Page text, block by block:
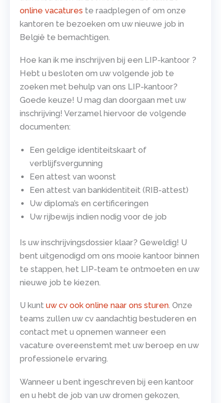
online vacatures te raadplegen of om onze
kantoren te bezoeken om uw nieuwe job in
België te bemachtigen.
Hoe kan ik me inschrijven bij een LIP-kantoor ?
Hebt u besloten om uw volgende job te
zoeken met behulp van ons LIP-kantoor?
Goede keuze! U mag dan doorgaan met uw
inschrijving! Verzamel hiervoor de volgende
documenten:
Een geldige identiteitskaart of
verblijfsvergunning
Een attest van woonst
Een attest van bankidentiteit (RIB-attest)
Uw diploma’s en certificeringen
Uw rijbewijs indien nodig voor de job
Is uw inschrijvingsdossier klaar? Geweldig! U
bent uitgenodigd om ons mooie kantoor binnen
te stappen, het LIP-team te ontmoeten en uw
nieuwe job te kiezen.
U kunt uw cv ook online naar ons sturen. Onze
teams zullen uw cv aandachtig bestuderen en
contact met u opnemen wanneer een
vacature overeenstemt met uw beroep en uw
professionele ervaring.
Wanneer u bent ingeschreven bij een kantoor
en u hebt de job van uw dromen gekozen,